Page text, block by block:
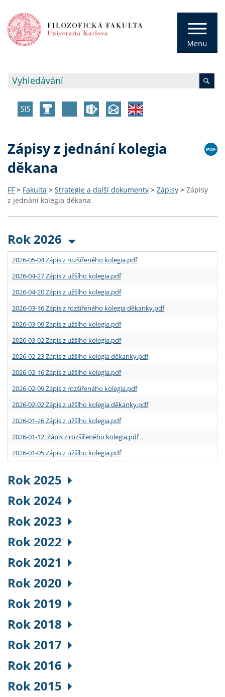
Zápisy z jednání kolegia
děkana
FF > Fakulta > Strategie a další dokumenty > Zápisy > Zápisy
z jednání kolegia děkana
Rok 2026
2026-05-04 Zápis z rozšířeného kolegia.pdf
2026-04-27 Zápis z užšího kolegia.pdf
2026-04-20 Zápis z užšího kolegia.pdf
2026-03-16 Zápis z rozšířeného kolegia děkanky.pdf
2026-03-09 Zápis z užšího kolegia.pdf
2026-03-02 Zápis z užšího kolegia.pdf
2026-02-23 Zápis z užšího kolegia děkanky.pdf
2026-02-16 Zápis z užšího kolegia.pdf
2026-02-09 Zápis z rozšířeného kolegia.pdf
2026-02-02 Zápis z užšího kolegia děkanky.pdf
2026-01-26 Zápis z užšího kolegia.pdf
2026-01-12 Zápis z rozšířeného kolegia.pdf
2026-01-05 Zápis z užšího kolegia.pdf
Rok 2025
Rok 2024
Rok 2023
Rok 2022
Rok 2021
Rok 2020
Rok 2019
Rok 2018
Rok 2017
Rok 2016
Rok 2015